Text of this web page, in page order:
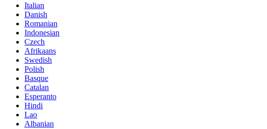
Italian
Danish
Romanian
Indonesian
Czech
Afrikaans
Swedish
Polish
Basque
Catalan
Esperanto
Hindi
Lao
Albanian